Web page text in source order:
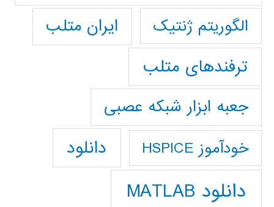
الگوریتم ژنتیک
ایران متلب
ترفندهای متلب
جعبه ابزار شبکه عصبی
خودآموز HSPICE دانلود
دانلود MATLAB